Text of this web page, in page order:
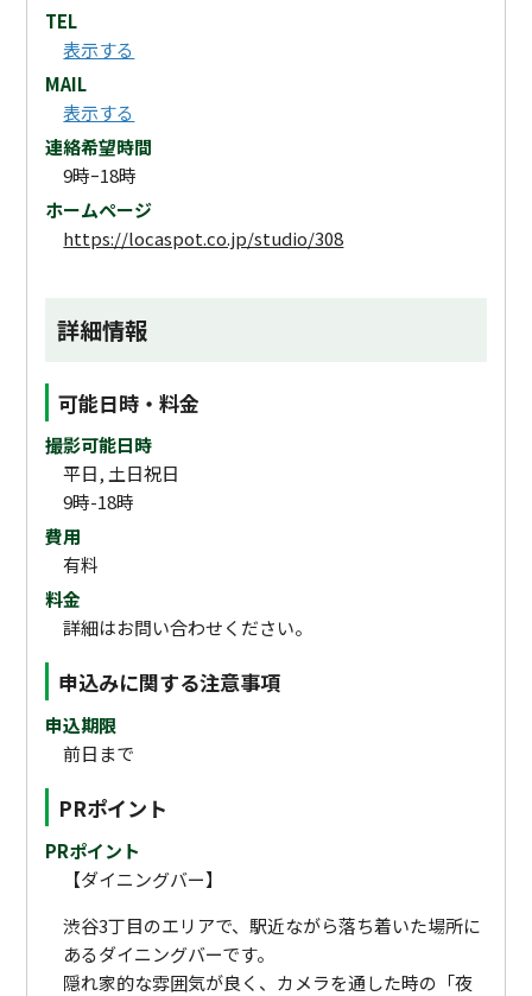
TEL
表示する
MAIL
表示する
連絡希望時間
9時ｰ18時
ホームページ
https://locaspot.co.jp/studio/308
詳細情報
可能日時・料金
撮影可能日時
平日, 土日祝日
9時-18時
費用
有料
料金
詳細はお問い合わせください。
申込みに関する注意事項
申込期限
前日まで
PRポイント
PRポイント
【ダイニングバー】
渋谷3丁目のエリアで、駅近ながら落ち着いた場所に
あるダイニングバーです。
隠れ家的な雰囲気が良く、カメラを通した時の「夜